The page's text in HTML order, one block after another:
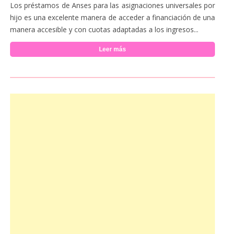
Los préstamos de Anses para las asignaciones universales por
hijo es una excelente manera de acceder a financiación de una
manera accesible y con cuotas adaptadas a los ingresos...
Leer más